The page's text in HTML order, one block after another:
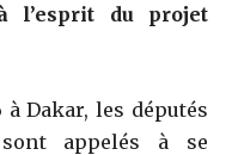
l’esprit du projet
Dakar, les députés
sont appelés à se